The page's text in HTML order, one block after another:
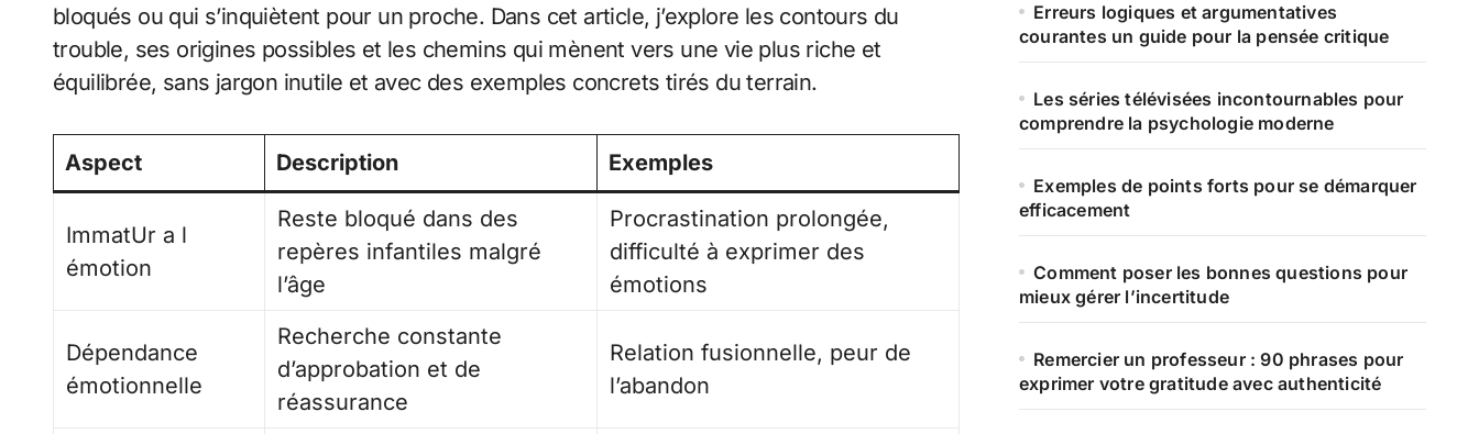
bloqués ou qui s’inquiètent pour un proche. Dans cet article, j’explore les contours du
trouble, ses origines possibles et les chemins qui mènent vers une vie plus riche et
équilibrée, sans jargon inutile et avec des exemples concrets tirés du terrain.
Aspect Description Exemples
ImmatUr a l
émotion
Reste bloqué dans des
repères infantiles malgré
l’âge
Procrastination prolongée,
difficulté à exprimer des
émotions
Dépendance
émotionnelle
Recherche constante
d’approbation et de
réassurance
Relation fusionnelle, peur de
l’abandon
Erreurs logiques et argumentatives
courantes un guide pour la pensée critique
Les séries télévisées incontournables pour
comprendre la psychologie moderne
Exemples de points forts pour se démarquer
efficacement
Comment poser les bonnes questions pour
mieux gérer l’incertitude
Remercier un professeur : 90 phrases pour
exprimer votre gratitude avec authenticité